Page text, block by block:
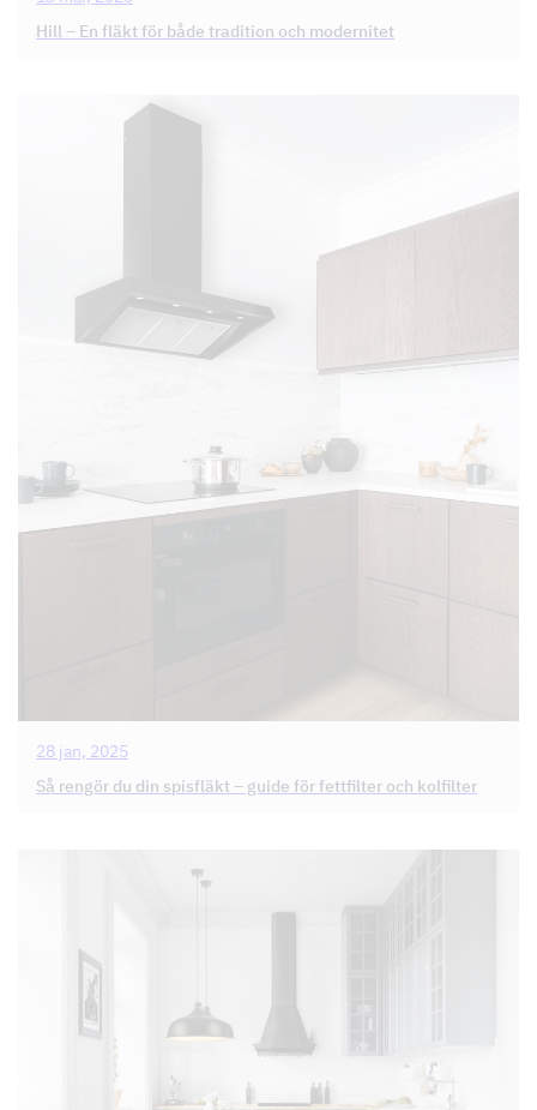
Hill – En fläkt för både tradition och modernitet
28 jan, 2025
Så rengör du din spisfläkt – guide för fettfilter och kolfilter